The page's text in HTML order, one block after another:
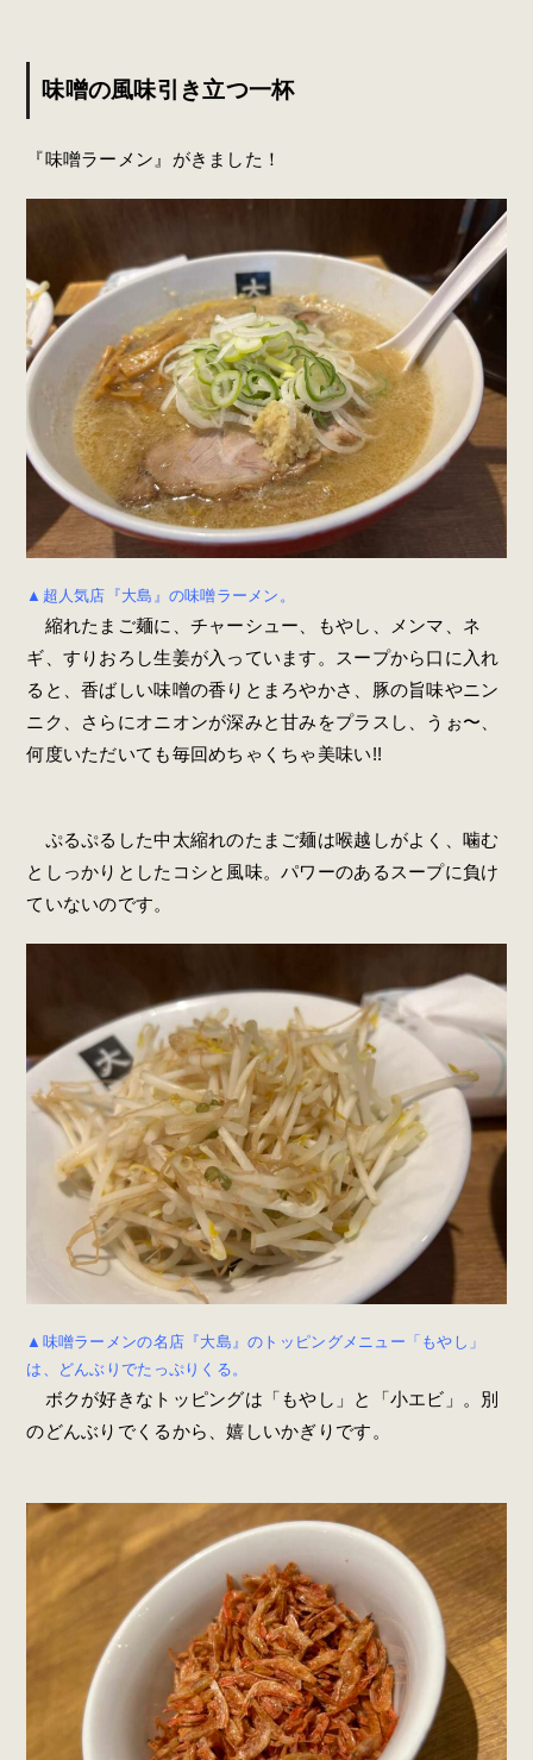
味噌の風味引き立つ一杯
『味噌ラーメン』がきました！
▲超人気店『大島』の味噌ラーメン。
縮れたまご麺に、チャーシュー、もやし、メンマ、ネ
ギ、すりおろし生姜が入っています。スープから口に入れ
ると、香ばしい味噌の香りとまろやかさ、豚の旨味やニン
ニク、さらにオニオンが深みと甘みをプラスし、うぉ〜、
何度いただいても毎回めちゃくちゃ美味い!!
ぷるぷるした中太縮れのたまご麺は喉越しがよく、噛む
としっかりとしたコシと風味。パワーのあるスープに負け
ていないのです。
▲味噌ラーメンの名店『大島』のトッピングメニュー「もやし」
は、どんぶりでたっぷりくる。
ボクが好きなトッピングは「もやし」と「小エビ」。別
のどんぶりでくるから、嬉しいかぎりです。